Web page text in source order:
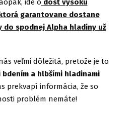
ide o dosť vysokú
garantovane dostane
do spodnej Alpha hladiny už
veľmi dôležitá, pretože je to
a hlbšími hladinami
prekvapí informácia, že so
problém nemáte!